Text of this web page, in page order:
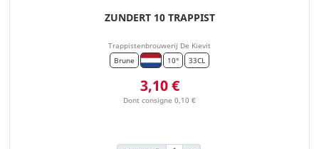
ZUNDERT 10 TRAPPIST
Trappistenbrouwerij De Kievit
Brune
10° 33CL
Prix
3,10 €
Dont consigne 0,10 €